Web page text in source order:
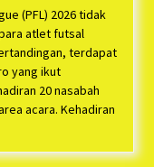
Peserta : Mudik
2025
Indonesia Gilang
Terimakasih Atas
Memberikan
Kosmi
(PFL) 2026 tidak
atlet futsal
terdapat
yang ikut
20 nasabah
acara. Kehadiran